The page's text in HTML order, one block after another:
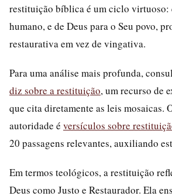
restituição bíblica é um ciclo virtuoso:
humano, e de Deus para o Seu povo,
restaurativa em vez de vingativa.
Para uma análise mais profunda,
diz sobre a restituição, um recurso de
que cita diretamente as leis mosaicas.
autoridade é versículos sobre
20 passagens relevantes, auxiliando
Em termos teológicos, a restituição
Deus como Justo e Restaurador. Ela